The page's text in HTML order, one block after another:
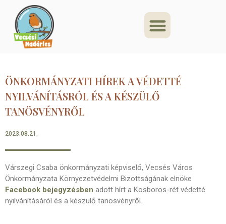
ÖNKORMÁNYZATI HÍREK A VÉDETTÉ
NYILVÁNÍTÁSRÓL ÉS A KÉSZÜLŐ
TANÖSVÉNYRŐL
2023.08.21.
Várszegi Csaba önkormányzati képviselő, Vecsés Város
Önkormányzata Környezetvédelmi Bizottságának elnöke
Facebook bejegyzésben adott hírt a Kosboros-rét védetté
nyilvánításáról és a készülő tanösvényről.